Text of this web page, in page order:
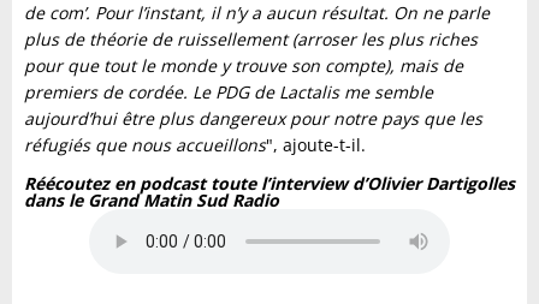
de com’. Pour l’instant, il n’y a aucun résultat. On ne parle
plus de théorie de ruissellement (arroser les plus riches
pour que tout le monde y trouve son compte), mais de
premiers de cordée. Le PDG de Lactalis me semble
aujourd’hui être plus dangereux pour notre pays que les
réfugiés que nous accueillons", ajoute-t-il.
Réécoutez en podcast toute l’interview d’Olivier Dartigolles
dans le Grand Matin Sud Radio